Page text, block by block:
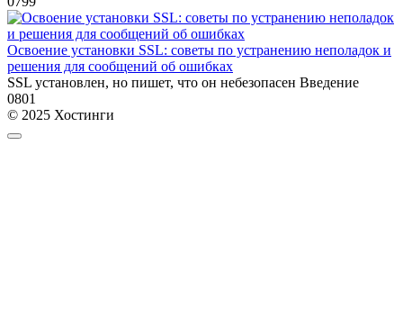
Освоение установки SSL: советы по устранению неполадок и
решения для сообщений об ошибках
SSL установлен, но пишет, что он небезопасен Введение
0801
© 2025 Хостинги